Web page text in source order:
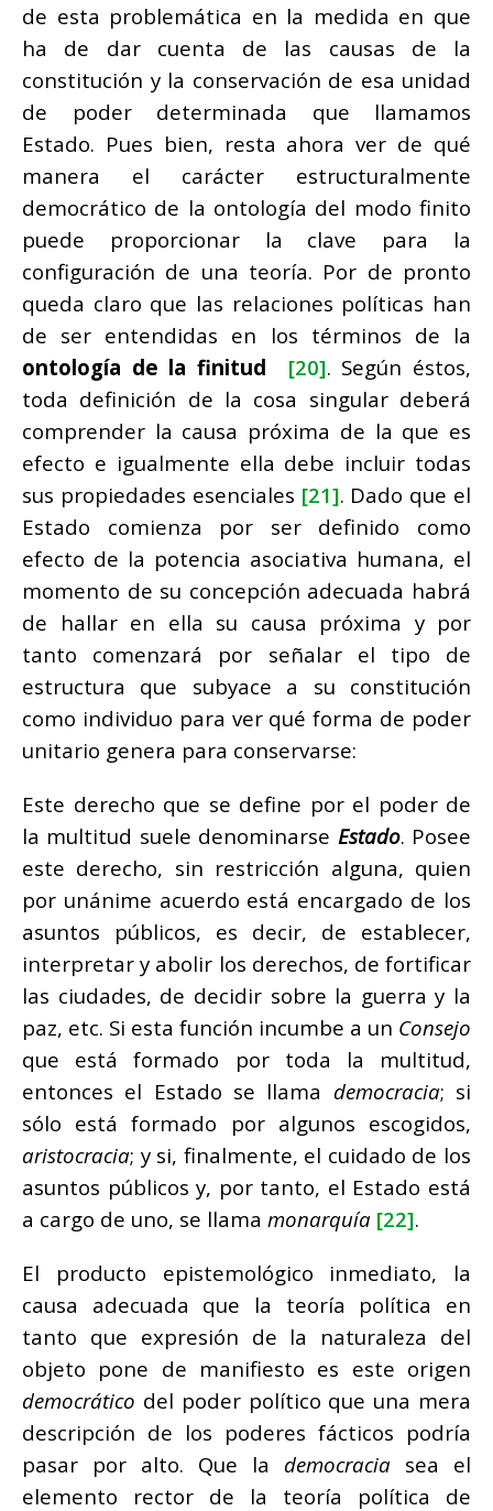
de esta problemática en la medida en que
ha de dar cuenta de las causas de la
constitución y la conservación de esa unidad
de poder determinada que llamamos
Estado. Pues bien, resta ahora ver de qué
manera el carácter estructuralmente
democrático de la ontología del modo finito
puede proporcionar la clave para la
configuración de una teoría. Por de pronto
queda claro que las relaciones políticas han
de ser entendidas en los términos de la
ontología de la finitud
[20]. Según éstos,
toda definición de la cosa singular deberá
comprender la causa próxima de la que es
efecto e igualmente ella debe incluir todas
sus propiedades esenciales [21]. Dado que el
Estado comienza por ser definido como
efecto de la potencia asociativa humana, el
momento de su concepción adecuada habrá
de hallar en ella su causa próxima y por
tanto comenzará por señalar el tipo de
estructura que subyace a su constitución
como individuo para ver qué forma de poder
unitario genera para conservarse:
Este derecho que se define por el poder de
la multitud suele denominarse Estado. Posee
este derecho, sin restricción alguna, quien
por unánime acuerdo está encargado de los
asuntos públicos, es decir, de establecer,
interpretar y abolir los derechos, de fortificar
las ciudades, de decidir sobre la guerra y la
paz, etc. Si esta función incumbe a un Consejo
que está formado por toda la multitud,
entonces el Estado se llama democracia; si
sólo está formado por algunos escogidos,
aristocracia; y si, finalmente, el cuidado de los
asuntos públicos y, por tanto, el Estado está
a cargo de uno, se llama monarquía [22].
El producto epistemológico inmediato, la
causa adecuada que la teoría política en
tanto que expresión de la naturaleza del
objeto pone de manifiesto es este origen
democrático del poder político que una mera
descripción de los poderes fácticos podría
pasar por alto. Que la democracia sea el
elemento rector de la teoría política de